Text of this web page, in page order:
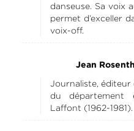
danseuse. Sa voix
permet d’exceller
voix-off.
Jean
Journaliste,
du département
Laffont (1962-1981).